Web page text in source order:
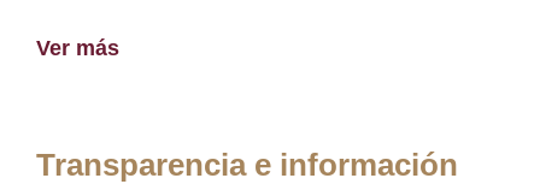
Ver más
Transparencia e información